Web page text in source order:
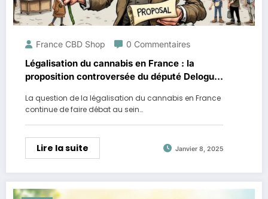
France CBD Shop 0 Commentaires
Légalisation du cannabis en France : la
proposition controversée du député Delogu
La question de la légalisation du cannabis en France
continue de faire débat au sein…
Lire la suite Janvier 8, 2025